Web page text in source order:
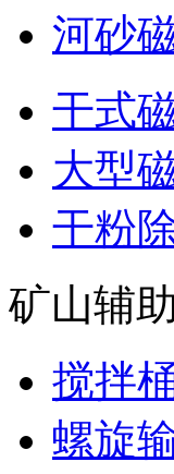
河砂
干式
大型
干粉
矿山辅
搅拌
螺旋